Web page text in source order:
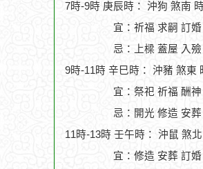
7時-9時 庚辰時： 沖狗 煞南
宜：祈福 求嗣 訂
忌：上樑 蓋屋 入
9時-11時 辛巳時： 沖豬 煞東
宜：祭祀 祈福 酬
忌：開光 修造 安葬
11時-13時 壬午時： 沖鼠 煞
宜：修造 安葬 訂